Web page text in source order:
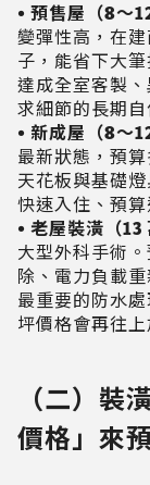
• 預售屋（8～
變彈性高，在
子，能省下大
達成全室客製
求細節的長期自
• 新成屋（8～
最新狀態，預
天花板與基礎
快速入住、預算
• 老屋裝潢（13
大型外科手術
除、電力負載
最重要的防水
坪價格會再往上
（二）裝
價格」來